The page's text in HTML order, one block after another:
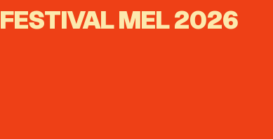
FESTIVAL MEL 2026